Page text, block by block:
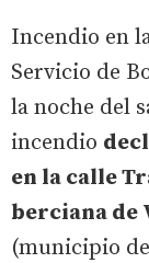
Incendio en
Servicio de
la noche del
incendio
en la calle
berciana de
(municipio